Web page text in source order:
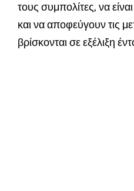
τους συμπολίτες, να
και να αποφεύγουν τις
βρίσκονται σε εξέλιξη